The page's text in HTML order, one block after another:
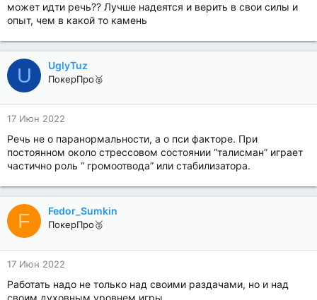
может идти речь?? Лучше надеятся и верить в свои силы и
опыт, чем в какой то камень
U UglyTuz
ПокерПро🥈
17 Июн 2022
Речь не о паранормальности, а о пси факторе. При
постоянном около стрессовом состоянии “талисман” играет
частично роль “ громоотвода” или стабилизатора.
F Fedor_Sumkin
ПокерПро🥈
17 Июн 2022
Работать надо не только над своими раздачами, но и над
своим духовным уровнем игры.